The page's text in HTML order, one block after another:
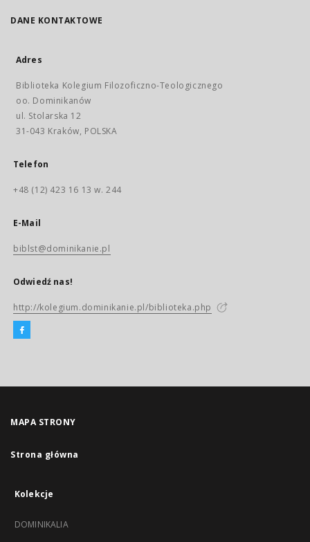
DANE KONTAKTOWE
Adres
Biblioteka Kolegium Filozoficzno-Teologicznego
oo. Dominikanów
ul. Stolarska 12
31-043 Kraków, POLSKA
Telefon
+48 (12) 423 16 13 w. 244
E-Mail
biblst@dominikanie.pl
Odwiedź nas!
http://kolegium.dominikanie.pl/biblioteka.php
MAPA STRONY
Strona główna
Kolekcje
DOMINIKALIA